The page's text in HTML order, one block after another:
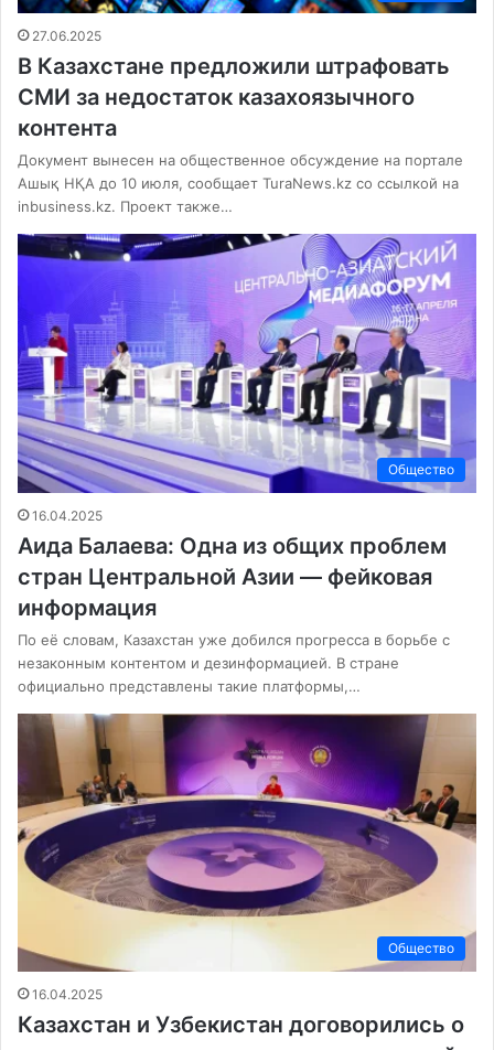
27.06.2025
В Казахстане предложили штрафовать
СМИ за недостаток казахоязычного
контента
Документ вынесен на общественное обсуждение на портале
Ашық НҚА до 10 июля, сообщает TuraNews.kz со ссылкой на
inbusiness.kz. Проект также…
Общество
16.04.2025
Аида Балаева: Одна из общих проблем
стран Центральной Азии — фейковая
информация
По её словам, Казахстан уже добился прогресса в борьбе с
незаконным контентом и дезинформацией. В стране
официально представлены такие платформы,…
Общество
16.04.2025
Казахстан и Узбекистан договорились о